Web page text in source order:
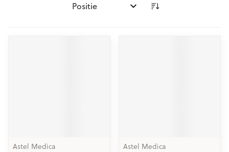
Sorteer op:
Astel Medica Astel Medica